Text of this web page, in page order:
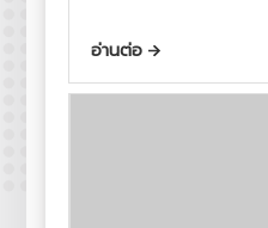
อ่านต่อ